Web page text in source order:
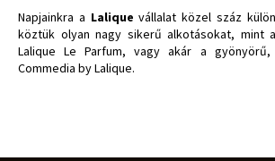
Napjainkra a Laliquevállalat közel száz
köztük olyan nagy sikerű alkotásokat, mint
Lalique Le Parfum, vagy akár a
Commedia by Lalique.